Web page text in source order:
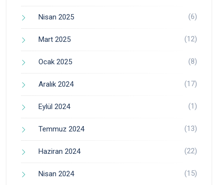
Nisan 2025 (6)
Mart 2025 (12)
Ocak 2025 (8)
Aralık 2024 (17)
Eylül 2024 (1)
Temmuz 2024 (13)
Haziran 2024 (22)
Nisan 2024 (15)